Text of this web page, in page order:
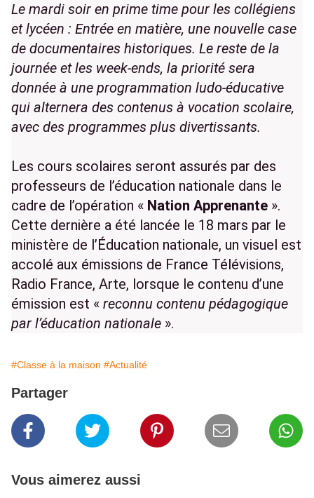
Le mardi soir en prime time pour les collégiens
et lycéen : Entrée en matière, une nouvelle case
de documentaires historiques. Le reste de la
journée et les week-ends, la priorité sera
donnée à une programmation ludo-éducative
qui alternera des contenus à vocation scolaire,
avec des programmes plus divertissants.
Les cours scolaires seront assurés par des
professeurs de l’éducation nationale dans le
cadre de l’opération « Nation Apprenante ».
Cette dernière a été lancée le 18 mars par le
ministère de l’Éducation nationale, un visuel est
accolé aux émissions de France Télévisions,
Radio France, Arte, lorsque le contenu d’une
émission est « reconnu contenu pédagogique
par l’éducation nationale ».
#Classe à la maison #Actualité
Partager
Vous aimerez aussi